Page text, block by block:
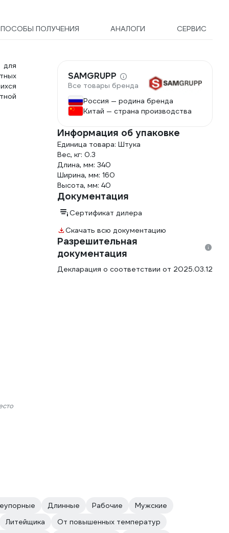
ПОЛУЧЕНИЯ АНАЛОГИ СЕРВИС
для
SAMGRUPP
Все товары бренда
Россия — родина бренда
Китай — страна производства
Информация об упаковке
Единица товара: Штука
Вес, кг: 0.3
Длина, мм: 340
Ширина, мм: 160
Высота, мм: 40
Документация
Сертификат дилера
Скачать всю документацию
Разрешительная
документация
Декларация о соответствии от 2025.03.12
Длинные Рабочие
Мужские
Литейщика
От повышенных температур